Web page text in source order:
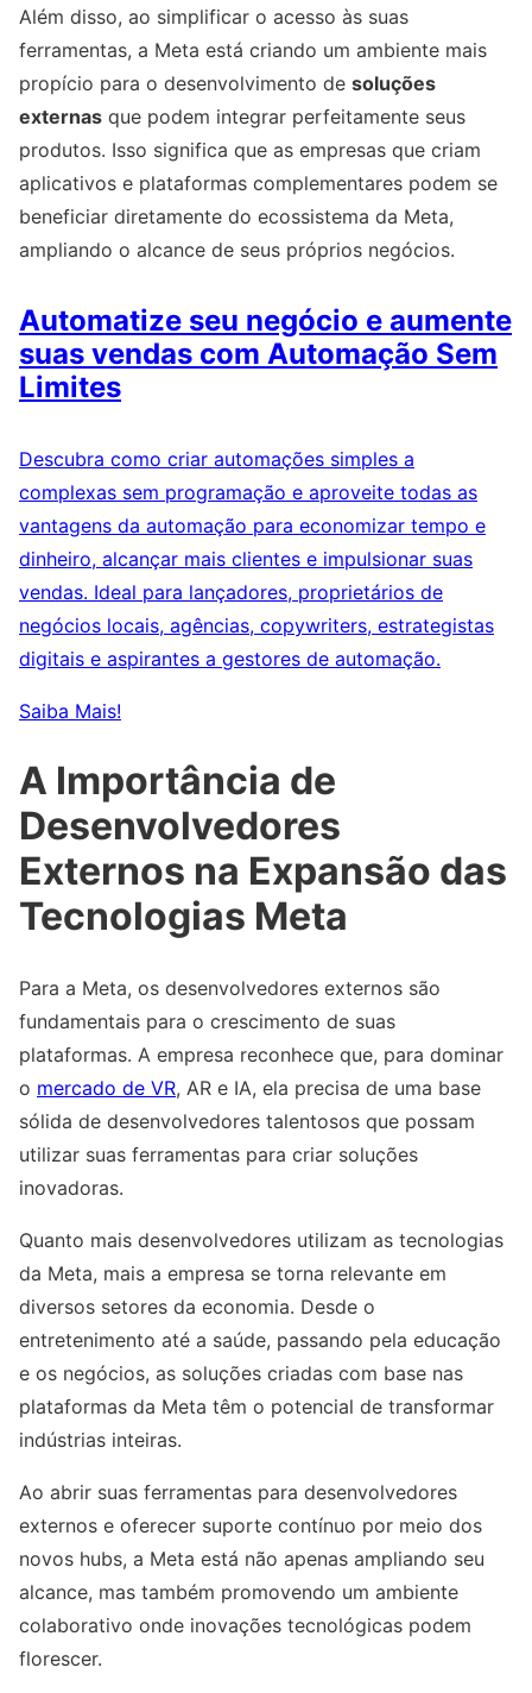
Além disso, ao simplificar o acesso às suas
ferramentas, a Meta está criando um ambiente mais
propício para o desenvolvimento de soluções
externas que podem integrar perfeitamente seus
produtos. Isso significa que as empresas que criam
aplicativos e plataformas complementares podem se
beneficiar diretamente do ecossistema da Meta,
ampliando o alcance de seus próprios negócios.
Automatize seu negócio e aumente
suas vendas com Automação Sem
Limites
Descubra como criar automações simples a
complexas sem programação e aproveite todas as
vantagens da automação para economizar tempo e
dinheiro, alcançar mais clientes e impulsionar suas
vendas. Ideal para lançadores, proprietários de
negócios locais, agências, copywriters, estrategistas
digitais e aspirantes a gestores de automação.
Saiba Mais!
A Importância de
Desenvolvedores
Externos na Expansão das
Tecnologias Meta
Para a Meta, os desenvolvedores externos são
fundamentais para o crescimento de suas
plataformas. A empresa reconhece que, para dominar
o mercado de VR, AR e IA, ela precisa de uma base
sólida de desenvolvedores talentosos que possam
utilizar suas ferramentas para criar soluções
inovadoras.
Quanto mais desenvolvedores utilizam as tecnologias
da Meta, mais a empresa se torna relevante em
diversos setores da economia. Desde o
entretenimento até a saúde, passando pela educação
e os negócios, as soluções criadas com base nas
plataformas da Meta têm o potencial de transformar
indústrias inteiras.
Ao abrir suas ferramentas para desenvolvedores
externos e oferecer suporte contínuo por meio dos
novos hubs, a Meta está não apenas ampliando seu
alcance, mas também promovendo um ambiente
colaborativo onde inovações tecnológicas podem
florescer.